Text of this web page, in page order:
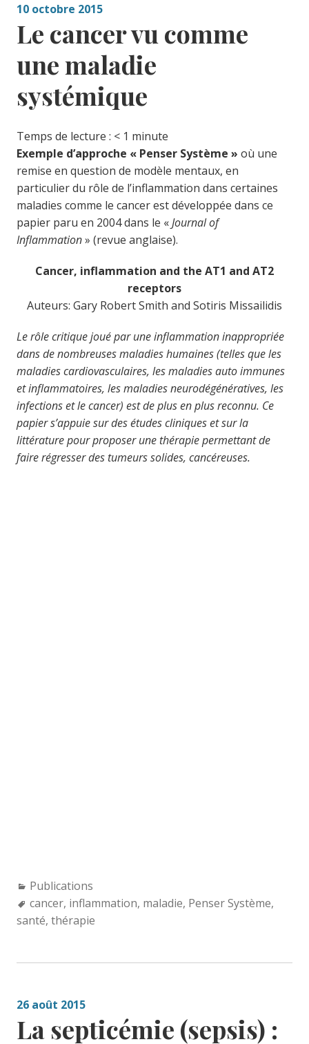
10 octobre 2015
Le cancer vu comme
une maladie
systémique
Temps de lecture : < 1 minute
Exemple d’approche « Penser Système » où une
remise en question de modèle mentaux, en
particulier du rôle de l’inflammation dans certaines
maladies comme le cancer est développée dans ce
papier paru en 2004 dans le «Journal of
Inflammation» (revue anglaise).
Cancer, inflammation and the AT1 and AT2
receptors
Auteurs: Gary Robert Smith and Sotiris Missailidis
Le rôle critique joué par une inflammation inappropriée
dans de nombreuses maladies humaines (telles que les
maladies cardiovasculaires, les maladies auto immunes
et inflammatoires, les maladies neurodégénératives, les
infections et le cancer) est de plus en plus reconnu. Ce
papier s’appuie sur des études cliniques et sur la
littérature pour proposer une thérapie permettant de
faire régresser des tumeurs solides, cancéreuses.
Categories:
Publications
Tags:
cancer, inflammation, maladie, Penser Système,
santé, thérapie
26 août 2015
La septicémie (sepsis) :